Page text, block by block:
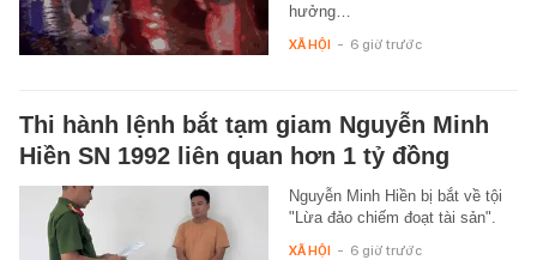
hưởng…
XÃ HỘI - 6 giờ trước
Thi hành lệnh bắt tạm giam Nguyễn Minh
Hiền SN 1992 liên quan hơn 1 tỷ đồng
Nguyễn Minh Hiền bị bắt về tội
"Lừa đảo chiếm đoạt tài sản".
XÃ HỘI - 6 giờ trước